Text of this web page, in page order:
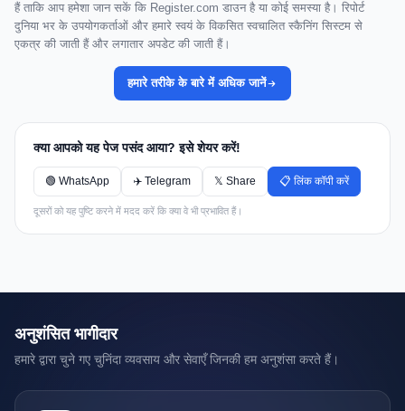
हैं ताकि आप हमेशा जान सकें कि Register.com डाउन है या कोई समस्या है। रिपोर्ट
दुनिया भर के उपयोगकर्ताओं और हमारे स्वयं के विकसित स्वचालित स्कैनिंग सिस्टम से
एकत्र की जाती हैं और लगातार अपडेट की जाती हैं।
हमारे तरीके के बारे में अधिक जानें
क्या आपको यह पेज पसंद आया? इसे शेयर करें!
🟢 WhatsApp ✈️ Telegram 𝕏 Share 📋 लिंक कॉपी करें
दूसरों को यह पुष्टि करने में मदद करें कि क्या वे भी प्रभावित हैं।
अनुशंसित भागीदार
हमारे द्वारा चुने गए चुनिंदा व्यवसाय और सेवाएँ जिनकी हम अनुशंसा करते हैं।